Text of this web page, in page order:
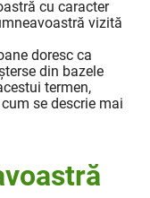
cu caracter
vizită
doresc ca
din bazele
termen,
se descrie mai